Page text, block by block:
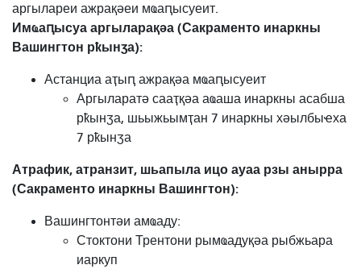
аргылареи ажрақәеи мҩаԥысуеит.
Имҩаԥысуа аргыларақәа (Сакраменто инаркны
Вашингтон рҟынӡа):
Астанциа аҭыԥ ажрақәа мҩаԥысуеит
Аргыларатә сааҭқәа аҩаша инаркны асабша
рҟынӡа, шьыжьымҭан 7 инаркны хәылбыҽха
7 рҟынӡа
Атрафик, атранзит, шьапыла ицо ауаа рзы анырра
(Сакраменто инаркны Вашингтон):
Вашингтонтәи амҩаду:
Стоктони Трентони рымҩадуқәа рыбжьара
иаркуп